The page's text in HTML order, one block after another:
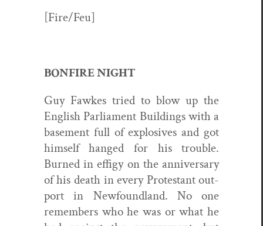
[Fire/Feu]
BONFIRE NIGHT
Guy Fawkes tried to blow up the
Eng­lish Par­lia­ment Build­ings with a
base­ment full of explo­sives and got
him­self hanged for his trou­ble.
Burned in effi­gy on the anniver­sary
of his death in every Protes­tant out­
port in New­found­land. No one
remem­bers who he was or what he